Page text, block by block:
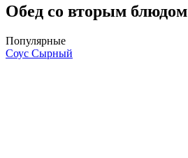
Обед со вторым блюдом
Популярные
Соус Сырный